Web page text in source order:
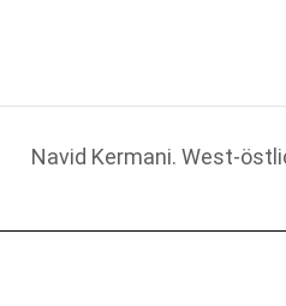
Navid Kermani. West-